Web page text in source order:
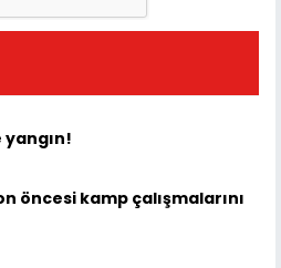
yangın!
öncesi kamp çalışmalarını